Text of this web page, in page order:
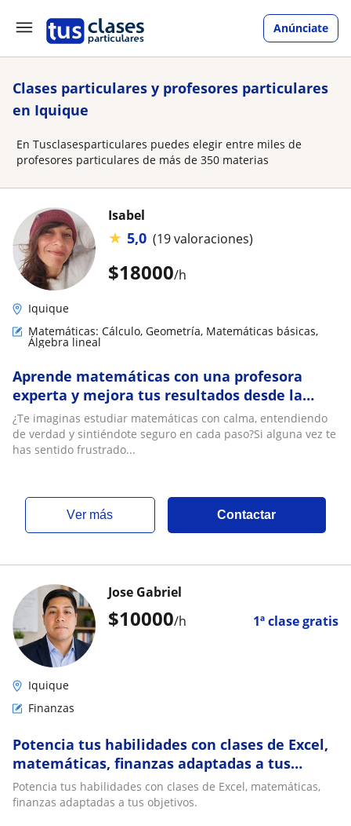
Anúnciate
Clases particulares y profesores particulares
en Iquique
En Tusclasesparticulares puedes elegir entre miles de
profesores particulares de más de 350 materias
$18000/h
Isabel
★ 5,0 (19 valoraciones)
Iquique
Matemáticas: Cálculo, Geometría, Matemáticas básicas,
Álgebra lineal
Aprende matemáticas con una profesora
experta y mejora tus resultados desde la
primera clase
¿Te imaginas estudiar matemáticas con calma, entendiendo
de verdad y sintiéndote seguro en cada paso?Si alguna vez te
has sentido frustrado...
ver más Contactar
$10000/h 1ª clase gratis
Jose Gabriel
Iquique
Finanzas
Potencia tus habilidades con clases de Excel,
matemáticas, finanzas adaptadas a tus
objetivos
Potencia tus habilidades con clases de Excel, matemáticas,
finanzas adaptadas a tus objetivos.